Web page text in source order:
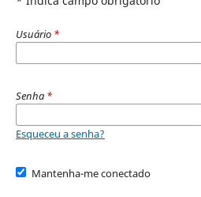
Usuário *
Senha *
Esqueceu a senha?
Mantenha-me conectado